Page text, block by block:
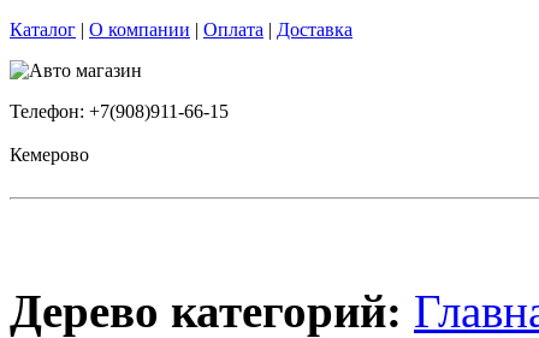
Каталог | О компании | Оплата | Доставка
Телефон: +7(908)911-66-15
Кемерово
Дерево категорий: